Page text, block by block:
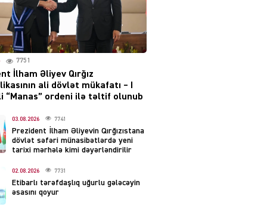
Prezident 2 fərman
imzaladı
07.08.2026 5477
Tehran və İrəvandan
“Tramp yolu”na HƏMLƏ –
07.08.2026
açıldı – Ər-arvadı yandırıb
evdəki pulu oğurlayıbmış
7751
İlham Əliyev Qırğız
ali dövlət mükafatı – I
“Manas” ordeni ilə təltif olunub
03.08.2026 7741
Prezident İlham Əliyevin Qırğızıstana
dövlət səfəri münasibətlərdə yeni
tarixi mərhələ kimi dəyərləndirilir
02.08.2026 7731
Etibarlı tərəfdaşlıq uğurlu gələcəyin
əsasını qoyur